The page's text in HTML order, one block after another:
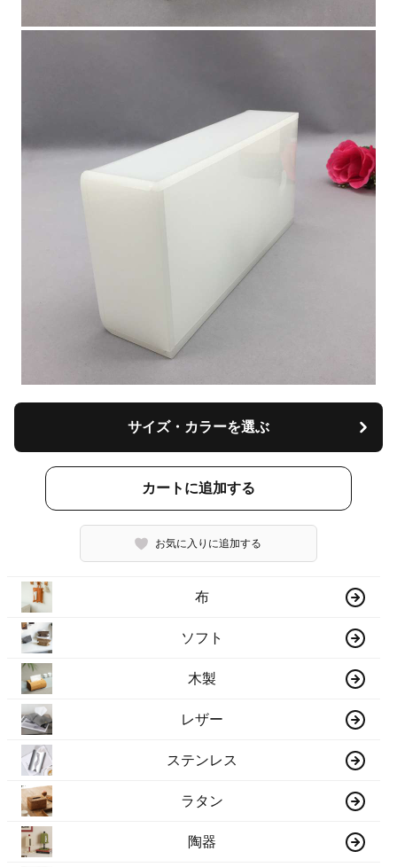
サイズ・カラーを選ぶ
カートに追加する
お気に入りに追加する
布
ソフト
木製
レザー
ステンレス
ラタン
陶器